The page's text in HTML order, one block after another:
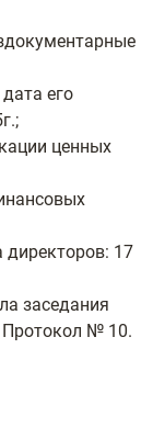
его
ценных
директоров: 17
заседания
Протокол № 10.